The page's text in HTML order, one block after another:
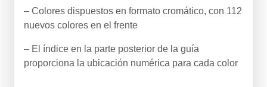
– Colores dispuestos en formato cromático, con 112
nuevos colores en el frente
– El índice en la parte posterior de la guía
proporciona la ubicación numérica para cada color